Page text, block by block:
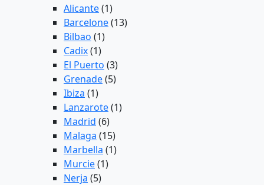
Alicante(1)
Barcelone(13)
Bilbao (1)
Cadix(1)
El Puerto (3)
Grenade(5)
Ibiza (1)
Lanzarote(1)
Madrid (6)
Malaga (15)
Marbella (1)
Murcie(1)
Nerja (5)